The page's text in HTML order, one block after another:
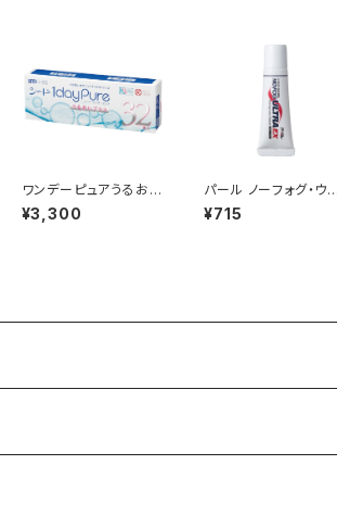
ワンデーピュアうるおい
プラス
¥3,300
パール ノーフォグ・ウル
トラEX
¥715